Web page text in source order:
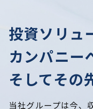
投資ソリュ
カンパニー
そしてその
当社グループは今、